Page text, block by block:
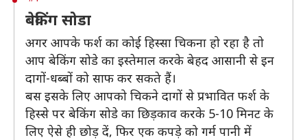
बेकिंग सोडा
अगर आपके फर्श का कोई हिस्सा चिकना हो रहा है तो
आप बेकिंग सोडे का इस्तेमाल करके बेहद आसानी से इन
दागों-धब्बों को साफ कर सकते हैं।
बस इसके लिए आपको चिकने दागों से प्रभावित फर्श के
हिस्से पर बेकिंग सोडे का छिड़काव करके 5-10 मिनट के
लिए ऐसे ही छोड़ दें, फिर एक कपड़े को गर्म पानी में